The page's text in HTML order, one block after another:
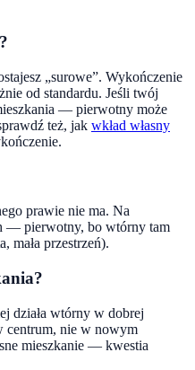
„surowe”. Wykończenie
od standardu. Jeśli twój
— pierwotny może
też, jak wkład własny
prawie nie ma. Na
— pierwotny, bo wtórny tam
mała przestrzeń).
działa wtórny w dobrej
centrum, nie w nowym
mieszkanie — kwestia